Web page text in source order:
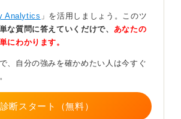
ください。どんな働き方を選べば、あ
を送ることができるのでしょうか。
働き方を選べば良いと思います。
どうしようが、それとは関係なく自分
って出世が必要だと思えば出世すれば
と思えばしない働き方を選べばいいの
Analytics 」を活用しましょう。このツ
な質問に答えていくだけで、 あなたの
にわかります。
、自分の強みを確かめたい人は今すぐ
診断スタート（無料）